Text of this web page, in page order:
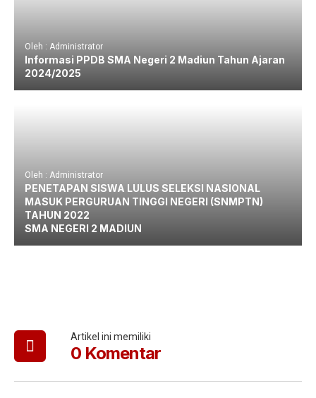
Oleh : Administrator
Informasi PPDB SMA Negeri 2 Madiun Tahun Ajaran
2024/2025
Oleh : Administrator
PENETAPAN SISWA LULUS SELEKSI NASIONAL
MASUK PERGURUAN TINGGI NEGERI (SNMPTN)
TAHUN 2022
SMA NEGERI 2 MADIUN
Artikel ini memiliki
0 Komentar